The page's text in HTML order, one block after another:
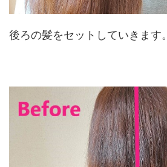
後ろの髪をセットしていきます。